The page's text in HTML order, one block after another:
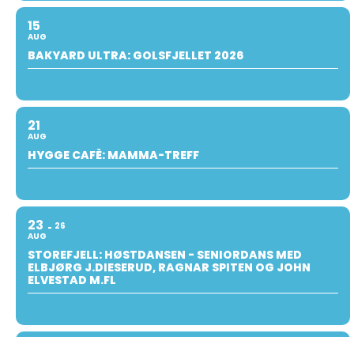
15
AUG
BAKYARD ULTRA: GOLSFJELLET 2026
21
AUG
HYGGE CAFÈ: MAMMA-TREFF
23
AUG
26
STOREFJELL: HØSTDANSEN - SENIORDANS MED
ELBJØRG J.DIESERUD, RAGNAR SPITEN OG JOHN
ELVESTAD M.FL